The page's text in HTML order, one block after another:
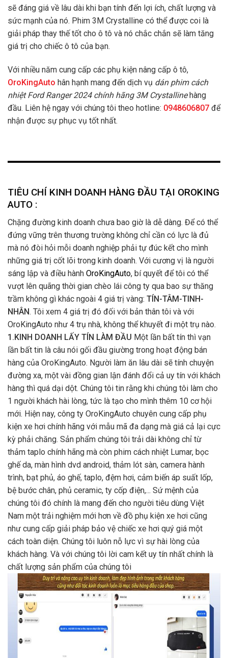
sẽ đáng giá về lâu dài khi bạn tính đến lợi ích, chất lượng và
sức mạnh của nó. Phim 3M Crystalline có thể được coi là
giải pháp thay thế tốt cho ô tô và nó chắc chắn sẽ làm tăng
giá trị cho chiếc ô tô của bạn.
Với nhiều năm cung cấp các phụ kiện nâng cấp ô tô,
OroKingAuto hân hạnh mang đến dịch vụ dán phim cách
nhiệt Ford Ranger 2024 chính hãng 3M Crystallinehàng
đầu. Liên hệ ngay với chúng tôi theo hotline: 0948606807 để
nhận được sự phục vụ tốt nhất.
TIÊU CHÍ KINH DOANH HÀNG ĐẦU TẠI OROKING
AUTO :
Chặng đường kinh doanh chưa bao giờ là dễ dàng. Để có thể
đứng vững trên thương trường không chỉ cần có lực là đủ
mà nó đòi hỏi mỗi doanh nghiệp phải tự đúc kết cho mình
những giá trị cốt lõi trong kinh doanh. Với cương vị là người
sáng lập và điều hành OroKingAuto, bí quyết để tôi có thể
vượt lên quãng thời gian chèo lái công ty qua bao sự thăng
trầm không gì khác ngoài 4 giá trị vàng: TÍN-TÂM-TINH-
NHÂN. Tôi xem 4 giá trị đó đối với bản thân tôi và với
OroKingAuto như 4 trụ nhà, không thể khuyết đi một trụ nào.
1.KINH DOANH LẤY TÍN LÀM ĐẦU Một lần bất tín thì vạn
lần bất tin là câu nói gối đầu giường trong hoạt động bán
hàng của OroKingAuto. Người làm ăn lâu dài sẽ tính chuyện
đường xa, một vài đồng gian lận đánh đổi cả uy tín với khách
hàng thì quá dại dột. Chúng tôi tin rằng khi chúng tôi làm cho
1 người khách hài lòng, tức là tạo cho mình thêm 10 cơ hội
mới. Hiện nay, công ty OroKingAuto chuyên cung cấp phụ
kiện xe hơi chính hãng với mẫu mã đa dạng mà giá cả lại cực
kỳ phải chăng. Sản phẩm chúng tôi trải dài không chỉ từ
thảm taplo chính hãng mà còn phim cách nhiệt Lumar, bọc
ghế da, màn hình dvd android, thảm lót sàn, camera hành
trình, bạt phủ, áo ghế, taplo, đệm hơi, cảm biến áp suất lốp,
bệ bước chân, phủ ceramic, ty cốp điện,... Sứ mệnh của
chúng tôi đó chính là mang đến cho người tiêu dùng Việt
Nam một trải nghiệm mới hơn về đồ phụ kiện xe hơi cũng
như cung cấp giải pháp bảo vệ chiếc xe hơi quý giá một
cách toàn diện. Chúng tôi luôn nỗ lực vì sự hài lòng của
khách hàng. Và với chúng tôi lời cam kết uy tín nhất chính là
chất lượng sản phẩm của chúng tôi